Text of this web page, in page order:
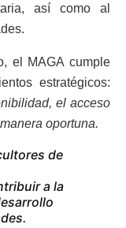
así como al
el MAGA cumple
estratégicos:
el acceso
oportuna.
de
a la